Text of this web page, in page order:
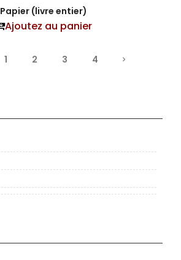
Papier (livre entier)
Ajoutez au panier
1 2 3 4